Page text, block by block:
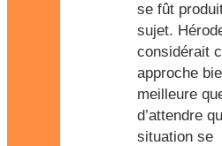
se fût
sujet.
considérait
approche
meilleure
d’attendre
situation se